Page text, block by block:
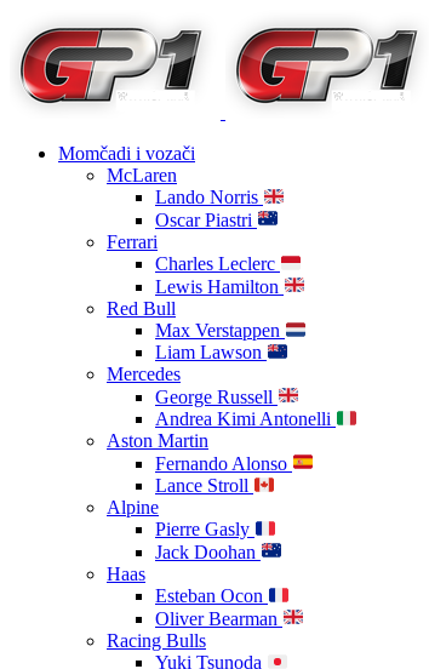
Momčadi i vozači
McLaren
Lando Norris
Oscar Piastri
Ferrari
Charles Leclerc
Lewis Hamilton
Red Bull
Max Verstappen
Liam Lawson
Mercedes
George Russell
Andrea Kimi Antonelli
Aston Martin
Fernando Alonso
Lance Stroll
Alpine
Pierre Gasly
Jack Doohan
Haas
Esteban Ocon
Oliver Bearman
Racing Bulls
Yuki Tsunoda